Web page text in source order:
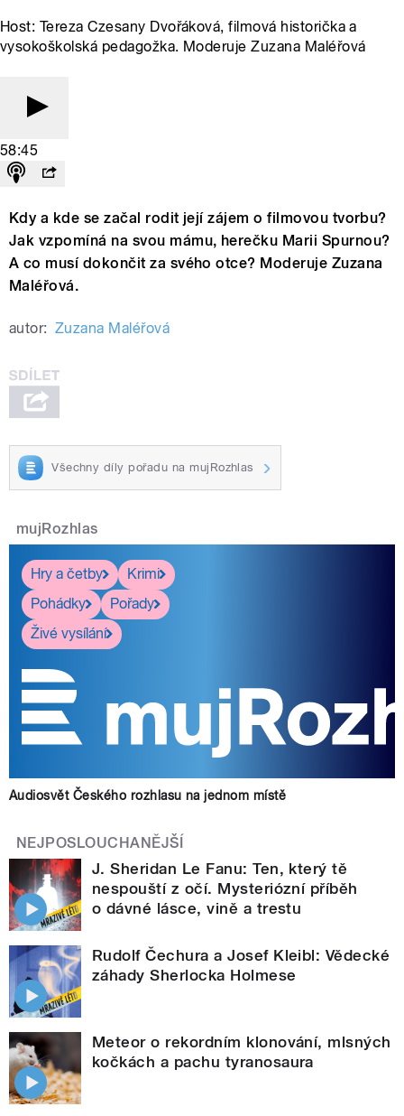
Host: Tereza Czesany Dvořáková, filmová historička a
vysokoškolská pedagožka. Moderuje Zuzana Maléřová
58:45
Kdy a kde se začal rodit její zájem o filmovou tvorbu?
Jak vzpomíná na svou mámu, herečku Marii Spurnou?
A co musí dokončit za svého otce? Moderuje Zuzana
Maléřová.
autor: Zuzana Maléřová
Všechny díly pořadu na mujRozhlas
mujRozhlas
Hry a četby
Krimi
Pohádky
Pořady
Živé vysílání
Audiosvět Českého rozhlasu na jednom místě
NEJPOSLOUCHANĚJŠÍ
J. Sheridan Le Fanu: Ten, který tě
nespouští z očí. Mysteriózní příběh
o dávné lásce, vině a trestu
Rudolf Čechura a Josef Kleibl: Vědecké
záhady Sherlocka Holmese
Meteor o rekordním klonování, mlsných
kočkách a pachu tyranosaura